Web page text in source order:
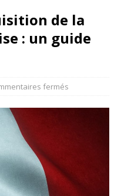
de la
: un guide
fermés